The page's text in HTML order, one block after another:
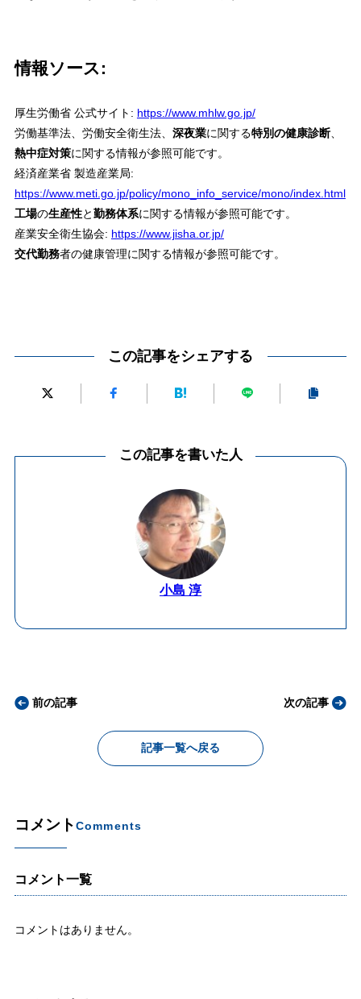
情報ソース:
厚生労働省 公式サイト: https://www.mhlw.go.jp/
労働基準法、労働安全衛生法、 深夜業に関する特別の健康診断、
熱中症対策に関する情報が参照可能です。
経済産業省 製造産業局:
https://www.meti.go.jp/policy/mono_info_service/mono/index.html
工場の生産性と勤務体系に関する情報が参照可能です。
産業安全衛生協会: https://www.jisha.or.jp/
交代勤務者の健康管理に関する情報が参照可能です。
この記事をシェアする
この記事を書いた人
小島 淳
前の記事
記事一覧へ戻る
次の記事
コメントComments
コメント一覧
コメントはありません。